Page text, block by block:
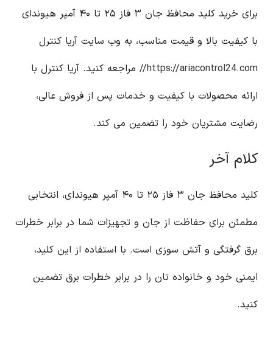
برای خرید کلید محافظ جان ۳ فاز ۲۵ تا ۴۰ آمپر هیوندای
با کیفیت بالا و قیمت مناسب، به وب سایت آریا کنترل
https://ariacontrol24.com//
مراجعه کنید. آریا کنترل با
ارائه محصولات با کیفیت و خدمات پس از فروش عالی،
رضایت مشتریان خود را تضمین می کند.
کلام آخر
کلید محافظ جان ۳ فاز ۲۵ تا ۴۰ آمپر هیوندای، انتخابی
مطمئن برای حفاظت از جان و تجهیزات شما در برابر خطرات
برق گرفتگی و آتش سوزی است. با استفاده از این کلید،
ایمنی خود و خانواده تان را در برابر خطرات برق تضمین
کنید.